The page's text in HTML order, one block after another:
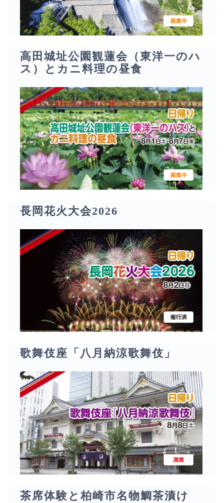
高田城址公園観蓮会（東洋一のハ
ス）とカニ料理の昼食
長岡花火大会2026
歌舞伎座「八月納涼歌舞伎」
茶席体験と柏崎市名物鯛茶漬け